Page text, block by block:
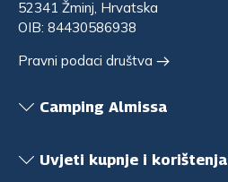
52341 Žminj, Hrvatska
OIB: 84430586938
Pravni podaci društva
Camping Almissa
Uvjeti kupnje i korištenja